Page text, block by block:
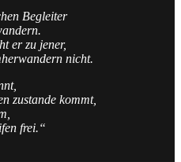
Begleiter
er zu jener,
nicht.
zustande kommt,
frei.“